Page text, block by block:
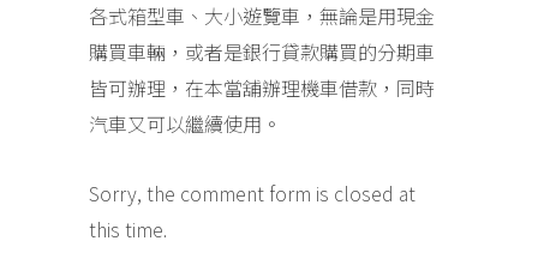
各式箱型車、大小遊覽車，無論是用現金
購買車輛，或者是銀行貸款購買的分期車
皆可辦理，在本當舖辦理機車借款，同時
汽車又可以繼續使用。
Sorry, the comment form is closed at
this time.